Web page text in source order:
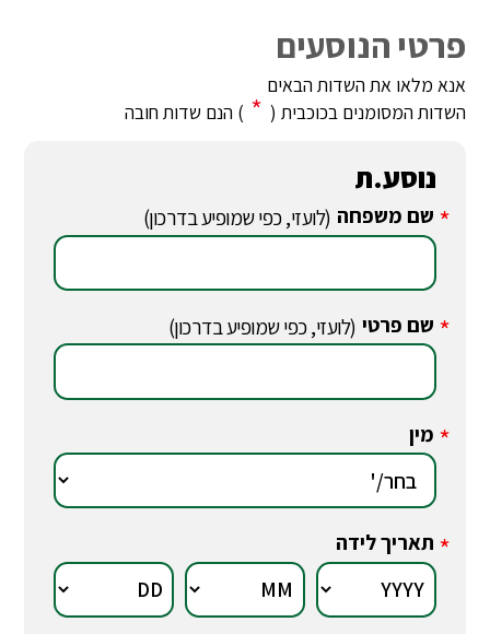
פרטי הנוסעים
אנא מלאו את השדות הבאים
השדות המסומנים בכוכבית ( * ) הנם שדות חובה
נוסע.ת
* שם משפחה (לועזי, כפי שמופיע בדרכון)
* שם פרטי (לועזי, כפי שמופיע בדרכון)
* מין
* תאריך לידה